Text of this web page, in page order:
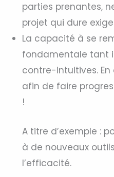
parties prenantes,
projet qui dure
La capacité à se
fondamentale tant
contre-intuitives.
afin de faire
!
A titre d’exemple :
à de nouveaux
l’efficacité.